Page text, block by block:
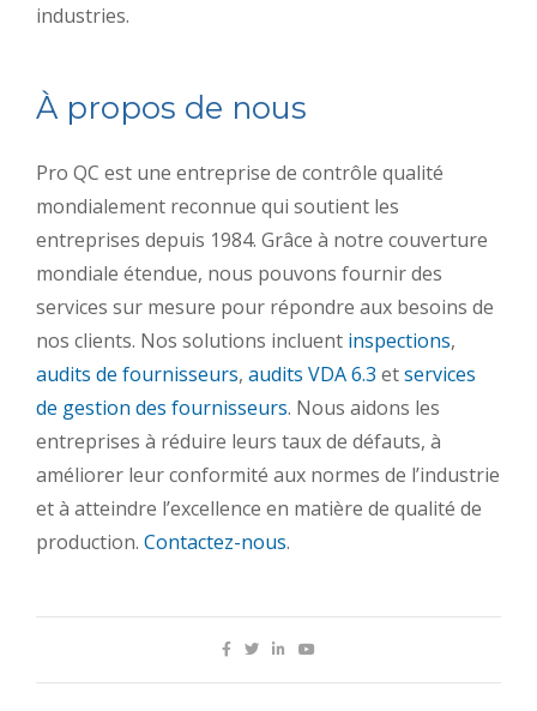
industries.
À propos de nous
Pro QC est une entreprise de contrôle qualité
mondialement reconnue qui soutient les
entreprises depuis 1984. Grâce à notre couverture
mondiale étendue, nous pouvons fournir des
services sur mesure pour répondre aux besoins de
nos clients. Nos solutions incluent inspections,
audits de fournisseurs, audits VDA 6.3 etservices
de gestion des fournisseurs. Nous aidons les
entreprises à réduire leurs taux de défauts, à
améliorer leur conformité aux normes de l’industrie
et à atteindre l’excellence en matière de qualité de
production. Contactez-nous.